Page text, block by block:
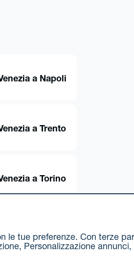
a Napoli
a Trento
a Torino
le tue preferenze. Con terze
Personalizzazione